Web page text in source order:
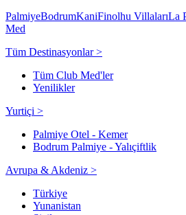
PalmiyeBodrumKaniFinolhu VillalarıLa
Med
Tüm Destinasyonlar >
Tüm Club Med'ler
Yenilikler
Yurtiçi >
Palmiye Otel - Kemer
Bodrum Palmiye - Yalıçiftlik
Avrupa & Akdeniz >
Türkiye
Yunanistan